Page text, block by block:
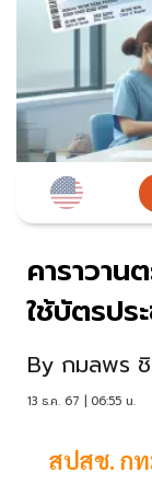
คาราวา
ใช้บัตรปร
By กมลพร
13 ธ.ค. 67 | 06:55 น.
สปสช. ก